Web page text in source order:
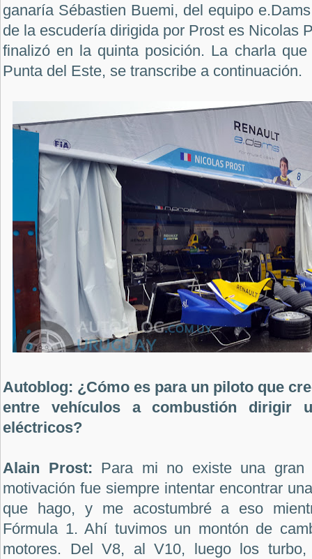
ganaría Sébastien Buemi, del equipo
de la escudería dirigida por Prost es Nicolas
finalizó en la quinta posición. La charla
Punta del Este, se transcribe a continuación.
Autoblog: ¿Cómo es para un piloto que
entre vehículos a combustión dirigir
eléctricos?
Alain Prost: Para mi no existe una gran
motivación fue siempre intentar encontrar
que hago, y me acostumbré a eso
Fórmula 1. Ahí tuvimos un montón de
motores. Del V8, al V10, luego los